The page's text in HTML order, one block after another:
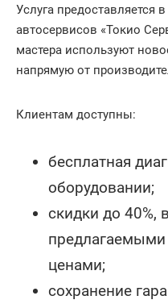
Услуга предоставляется
автосервисов «Токио
мастера используют
напрямую от
Клиентам доступны:
бесплатная
оборудовании;
скидки до 40%,
ценами;
сохранение